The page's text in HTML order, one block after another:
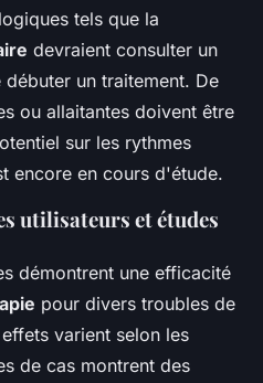
tels que la
devraient consulter un
un traitement. De
ou allaitantes doivent être
sur les rythmes
encore en cours d'étude.
utilisateurs et études
démontrent une efficacité
pour divers troubles de
varient selon les
de cas montrent des